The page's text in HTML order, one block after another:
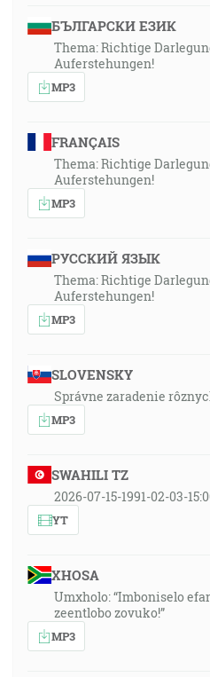
БЪЛГАРСКИ ЕЗИК
Thema: Richtige
Auferstehungen!
MP3
FRANÇAIS
Thema: Richtige
Auferstehungen!
MP3
РУССКИЙ ЯЗЫК
Thema: Richtige
Auferstehungen!
MP3
SLOVENSKY
Správne zaradenie
MP3
SWAHILI TZ
2026-07-15-1991-02-03-
YT
XHOSA
Umxholo: “Imboniselo
zeentlobo zovuko!”
MP3